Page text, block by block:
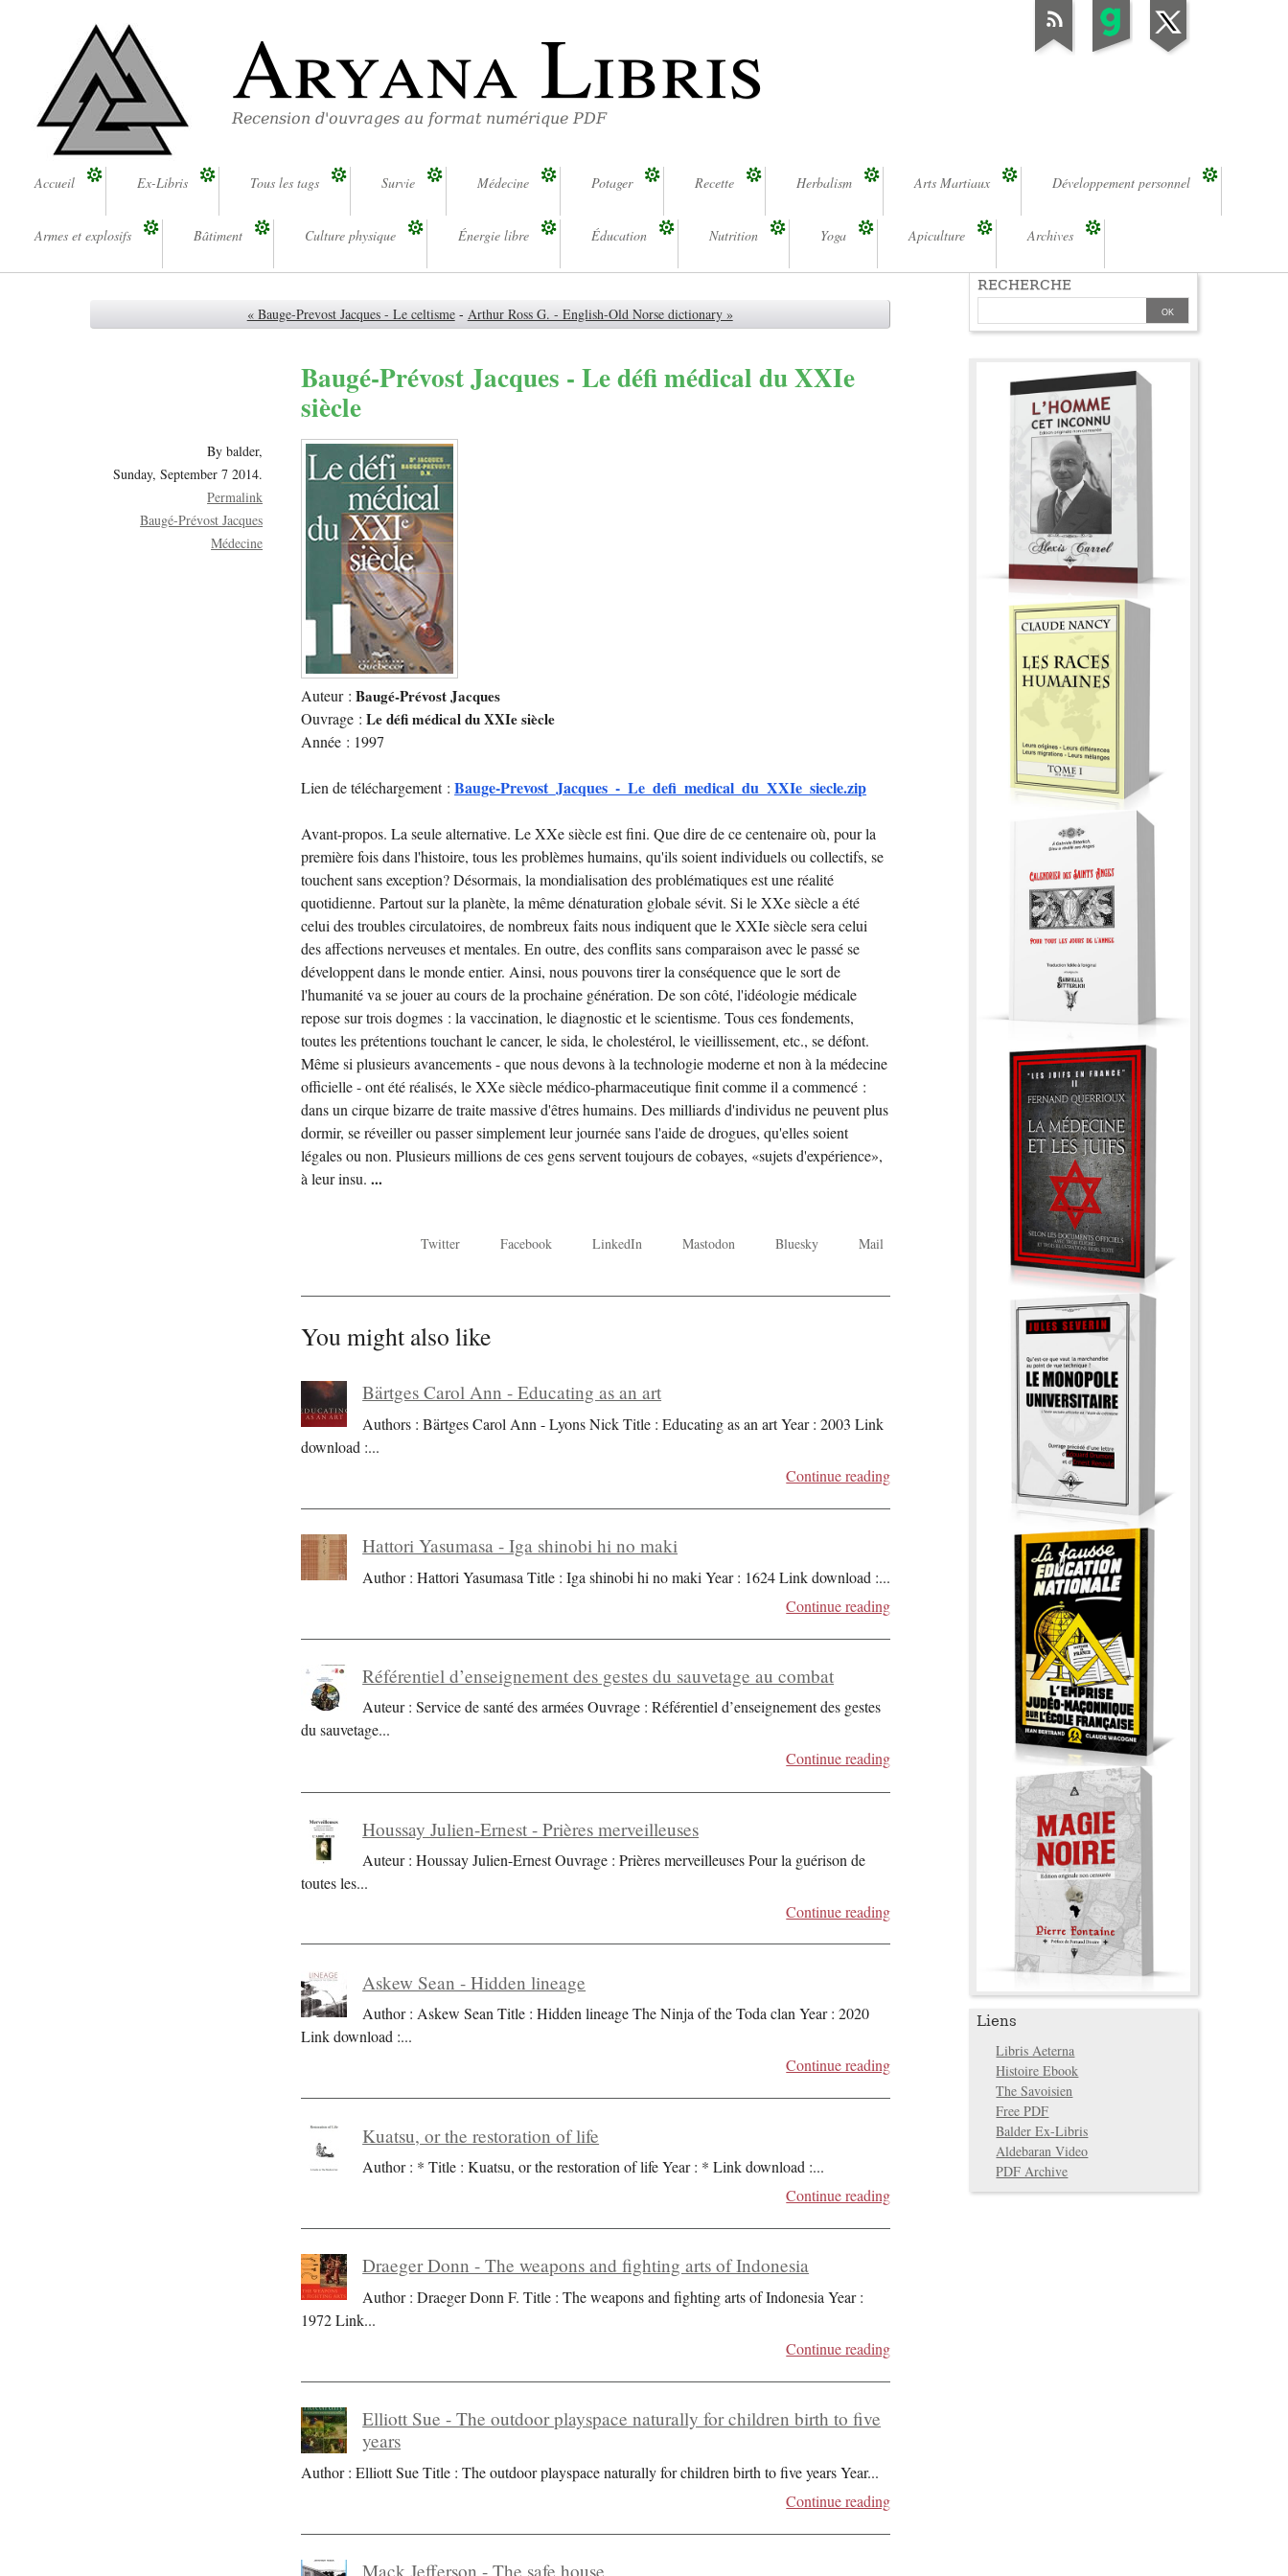
Aryana Libris
Recension d'ouvrages au format numérique PDF
Accueil Ex-Libris Tous les tags Survie Médecine Potager Recette Herbalism Arts Martiaux Développement personnel
Armes et explosifs Bâtiment Culture physique Énergie libre Éducation Nutrition Yoga Apiculture Archives
« Bauge-Prevost Jacques - Le celtisme - Arthur Ross G. - English-Old Norse dictionary »
Baugé-Prévost Jacques - Le défi médical du XXIe
siècle
By balder,
Sunday, September 7 2014.
Permalink
Baugé-Prévost Jacques
Médecine
Auteur :Baugé-Prévost Jacques
Ouvrage :Le défi médical du XXIe siècle
Année : 1997
Lien de téléchargement :Bauge-Prevost_Jacques_-_Le_defi_medical_du_XXIe_siecle.zip
Avant-propos. La seule alternative. Le XXe siècle est fini. Que dire de ce centenaire où, pour la
première fois dans l'histoire, tous les problèmes humains, qu'ils soient individuels ou collectifs, se
touchent sans exception? Désormais, la mondialisation des problématiques est une réalité
quotidienne. Partout sur la planète, la même dénaturation globale sévit. Si le XXe siècle a été
celui des troubles circulatoires, de nombreux faits nous indiquent que le XXIe siècle sera celui
des affections nerveuses et mentales. En outre, des conflits sans comparaison avec le passé se
développent dans le monde entier. Ainsi, nous pouvons tirer la conséquence que le sort de
l'humanité va se jouer au cours de la prochaine génération. De son côté, l'idéologie médicale
repose sur trois dogmes : la vaccination, le diagnostic et le scientisme. Tous ces fondements,
toutes les prétentions touchant le cancer, le sida, le cholestérol, le vieillissement, etc., se défont.
Même si plusieurs avancements - que nous devons à la technologie moderne et non à la médecine
officielle - ont été réalisés, le XXe siècle médico-pharmaceutique finit comme il a commencé :
dans un cirque bizarre de traite massive d'êtres humains. Des milliards d'individus ne peuvent plus
dormir, se réveiller ou passer simplement leur journée sans l'aide de drogues, qu'elles soient
légales ou non. Plusieurs millions de ces gens servent toujours de cobayes, «sujets d'expérience»,
à leur insu....
Twitter Facebook LinkedIn Mastodon Bluesky Mail
You might also like
Bärtges Carol Ann - Educating as an art
Authors : Bärtges Carol Ann - Lyons Nick Title : Educating as an art Year : 2003 Link
download :...
Continue reading
Hattori Yasumasa - Iga shinobi hi no maki
Author : Hattori Yasumasa Title : Iga shinobi hi no maki Year : 1624 Link download :...
Continue reading
Référentiel d’enseignement des gestes du sauvetage au combat
Auteur : Service de santé des armées Ouvrage : Référentiel d’enseignement des gestes
du sauvetage...
Continue reading
Houssay Julien-Ernest - Prières merveilleuses
Auteur : Houssay Julien-Ernest Ouvrage : Prières merveilleuses Pour la guérison de
toutes les...
Continue reading
Askew Sean - Hidden lineage
Author : Askew Sean Title : Hidden lineage The Ninja of the Toda clan Year : 2020
Link download :...
Continue reading
Kuatsu, or the restoration of life
Author : * Title : Kuatsu, or the restoration of life Year : * Link download :...
Continue reading
Draeger Donn - The weapons and fighting arts of Indonesia
Author : Draeger Donn F. Title : The weapons and fighting arts of Indonesia Year :
1972 Link...
Continue reading
Elliott Sue - The outdoor playspace naturally for children birth to five
years
Author : Elliott Sue Title : The outdoor playspace naturally for children birth to five years Year...
Continue reading
Mack Jefferson - The safe house
RECHERCHE
Liens
Libris Aeterna
Histoire Ebook
The Savoisien
Free PDF
Balder Ex-Libris
Aldebaran Video
PDF Archive